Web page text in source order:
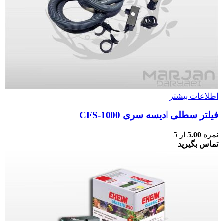
اطلاعات بیشتر
فیلتر سطلی ادیسه سری CFS-1000
نمره 5.00 از 5
تماس بگیرید